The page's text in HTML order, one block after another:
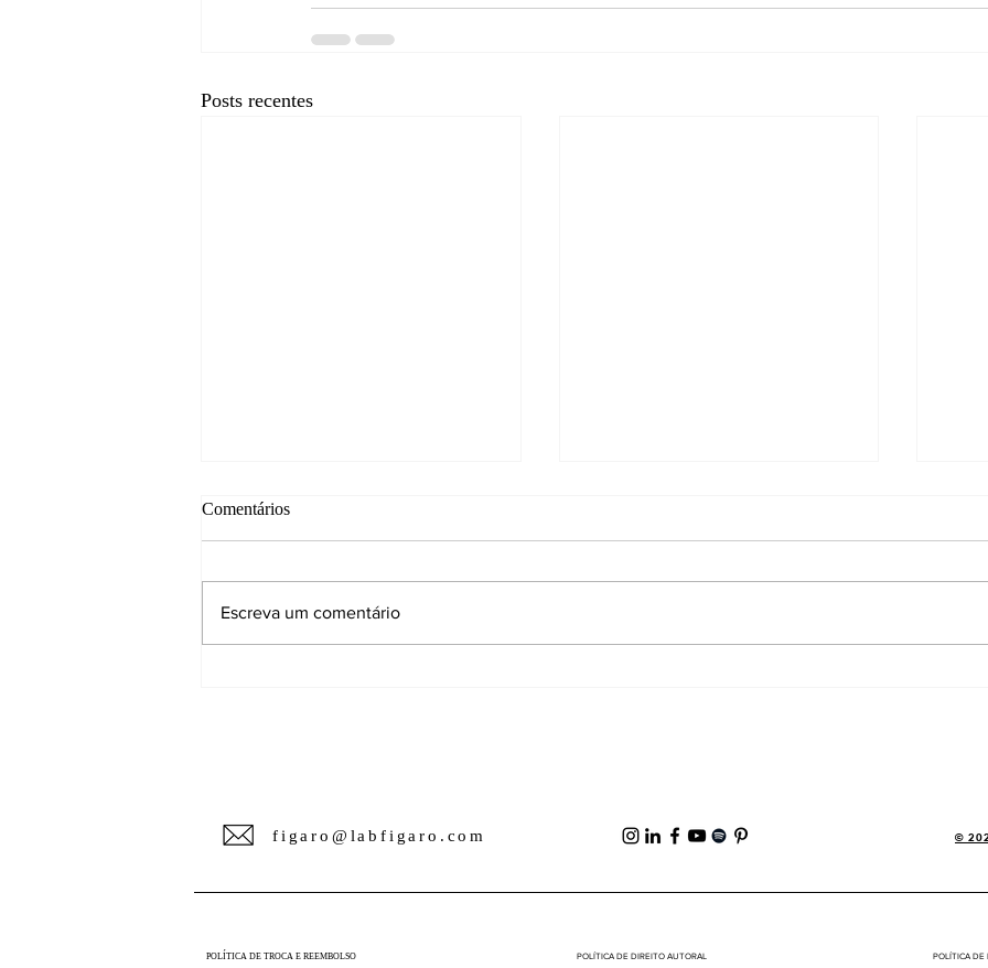
Posts recentes
Comentários
Escreva um comentário
figaro@labfigaro.com ©
POLÍTICA DE TROCA E REEMBOLSO POLÍTICA DE DIREITO AUTORAL POLÍTICA DE